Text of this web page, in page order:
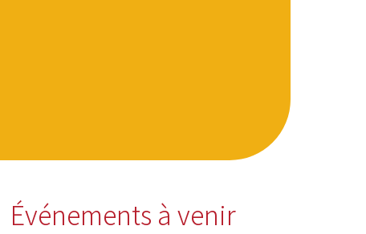
Événements à venir